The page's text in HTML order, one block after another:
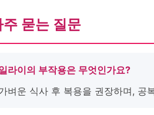
주 묻는 질문
라이의 부작용은 무엇인가요?
벼운 식사 후 복용을 권장하며, 공